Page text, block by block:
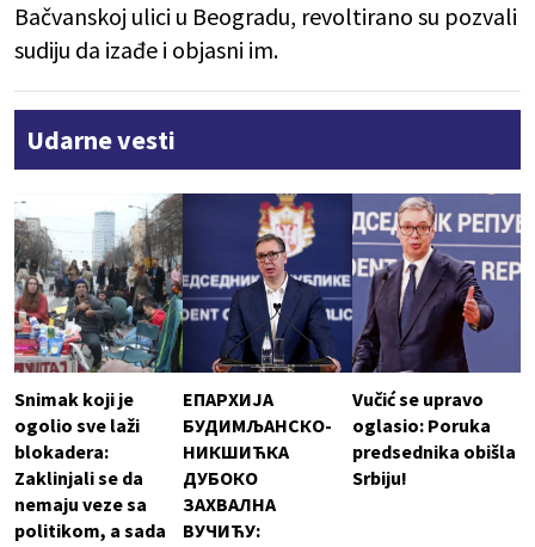
Bačvanskoj ulici u Beogradu, revoltirano su pozvali
sudiju da izađe i objasni im.
Udarne vesti
Snimak koji je
ogolio sve laži
blokadera:
Zaklinjali se da
nemaju veze sa
politikom, a sada
ЕПАРХИЈА
БУДИМЉАНСКО-
НИКШИЋКА
ДУБОКО
ЗАХВАЛНА
ВУЧИЋУ:
Vučić se upravo
oglasio: Poruka
predsednika obišla
Srbiju!